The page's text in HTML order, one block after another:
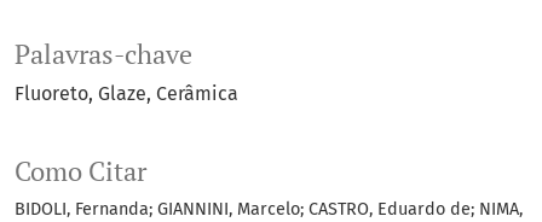
Palavras-chave
Fluoreto Glaze Cerâmica
Como Citar
BIDOLI, Fernanda; GIANNINI, Marcelo; CASTRO, Eduardo de; NIMA,